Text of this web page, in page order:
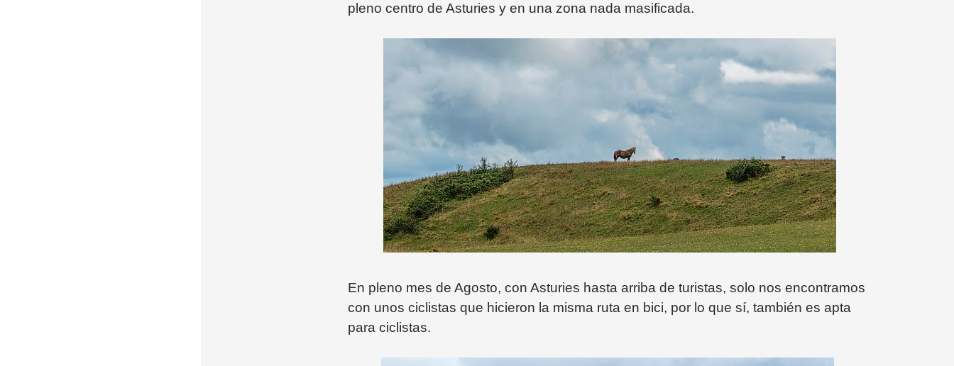
pleno centro de Asturies y en una zona nada masificada.
En pleno mes de Agosto, con Asturies hasta arriba de turistas, solo nos encontramos
con unos ciclistas que hicieron la misma ruta en bici, por lo que sí, también es apta
para ciclistas.